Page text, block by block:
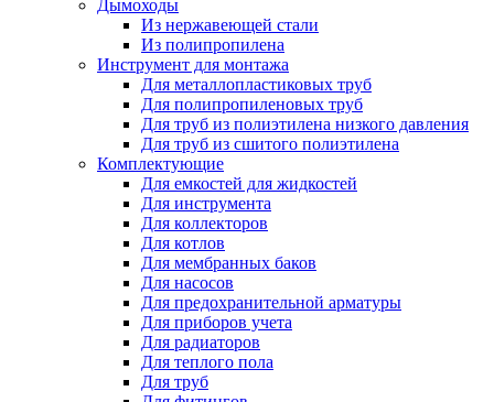
Дымоходы
Из нержавеющей стали
Из полипропилена
Инструмент для монтажа
Для металлопластиковых труб
Для полипропиленовых труб
Для труб из полиэтилена низкого давления
Для труб из сшитого полиэтилена
Комплектующие
Для емкостей для жидкостей
Для инструмента
Для коллекторов
Для котлов
Для мембранных баков
Для насосов
Для предохранительной арматуры
Для приборов учета
Для радиаторов
Для теплого пола
Для труб